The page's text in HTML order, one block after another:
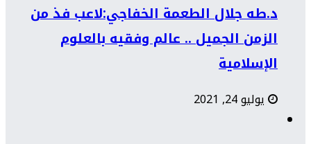
د.طه جلال الطعمة الخفاجي:لاعب فذ من
الزمن الجميل .. عالم وفقيه بالعلوم
الإسلامية
يوليو 24, 2021